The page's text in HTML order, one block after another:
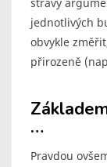
stravy
jednotlivých
obvykle
přirozeně
…
Pravdou